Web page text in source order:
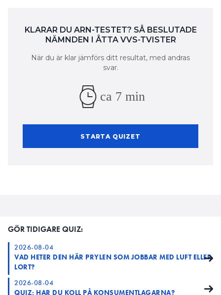
KLARAR DU ARN-TESTET? SÅ BESLUTADE
NÄMNDEN I ÅTTA VVS-TVISTER
När du är klar jämförs ditt resultat, med andras
svar.
ca 7 min
STARTA QUIZET
GÖR TIDIGARE QUIZ:
2026-08-04
VAD HETER DEN HÄR PRYLEN SOM JOBBAR MED LUFT ELLER
LORT?
2026-08-04
QUIZ: HAR DU KOLL PÅ KONSUMENTLAGARNA?